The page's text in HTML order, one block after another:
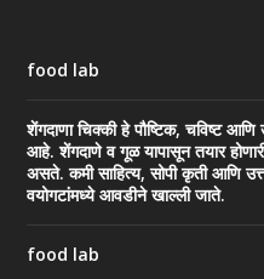
food lab
शेंगदाणा चिक्की हे पौष्टिक, चविष्ट आणि
आहे. शेंगदाणे व गूळ यापासून तयार
असते. कमी साहित्य, सोपी कृती आणि
वयोगटांमध्ये आवडीने खाल्ली जाते.
food lab